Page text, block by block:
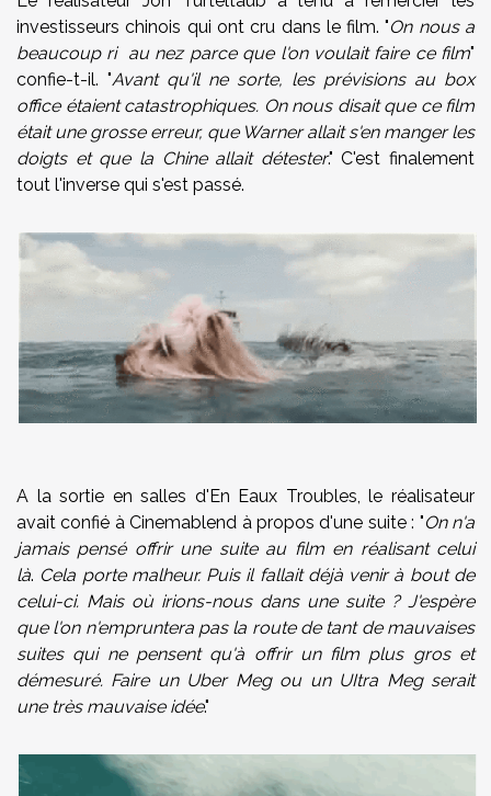
investisseurs chinois qui ont cru dans le film. "On nous a
beaucoup ri au nez parce que l'on voulait faire ce film"
confie-t-il. "Avant qu'il ne sorte, les prévisions au box
office étaient catastrophiques. On nous disait que ce film
était une grosse erreur, que Warner allait s'en manger les
doigts et que la Chine allait détester." C'est finalement
tout l'inverse qui s'est passé.
A la sortie en salles d'En Eaux Troubles, le réalisateur
avait confié à Cinemablend à propos d'une suite : "On n'a
jamais pensé offrir une suite au film en réalisant celui
là. Cela porte malheur. Puis il fallait déjà venir à bout de
celui-ci. Mais où irions-nous dans une suite ? J'espère
que l'on n'empruntera pas la route de tant de mauvaises
suites qui ne pensent qu'à offrir un film plus gros et
démesuré. Faire un Uber Meg ou un UItra Meg serait
une très mauvaise idée."